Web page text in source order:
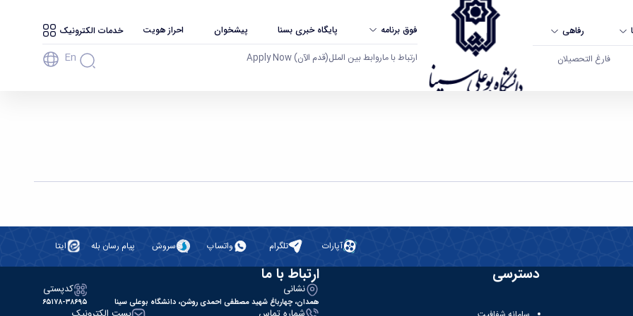
رفاهی
فارغ التحصیلان
فوق برنامه پایگاه خبری بسنا پیشخوان احراز هویت خدمات الکترونیک
ارتباط با ماروابط بین الملل(قدم الآن) Apply Now En
آپارات تلگرام واتساپ سروش پیام رسان بله ایتا
دسترسی ارتباط با ما
نشانی
همدان، چهارباغ شهید مصطفی احمدی روشن، دانشگاه بوعلی سینا
کدپستی
۶۵۱۷۸-۳۸۶۹۵